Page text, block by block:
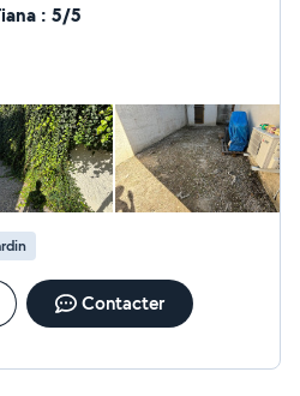
une remorque pour
tout mon matériel. Vous
je vous répondrais avec
: 5/5
Contacter